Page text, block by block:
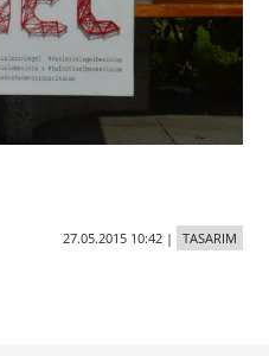
27.05.2015 10:42| TASARIM